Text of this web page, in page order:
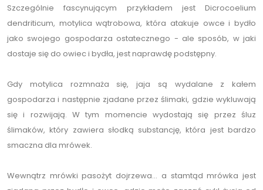
Szczególnie fascynującym przykładem jest Dicrocoelium
dendriticum, motylica wątrobowa, która atakuje owce i bydło
jako swojego gospodarza ostatecznego - ale sposób, w jaki
dostaje się do owiec i bydła, jest naprawdę podstępny.
Gdy motylica rozmnaża się, jaja są wydalane z kałem
gospodarza i następnie zjadane przez ślimaki, gdzie wykluwają
się i rozwijają. W tym momencie wydostają się przez śluz
ślimaków, który zawiera słodką substancję, która jest bardzo
smaczna dla mrówek.
Wewnątrz mrówki pasożyt dojrzewa... a stamtąd mrówka jest